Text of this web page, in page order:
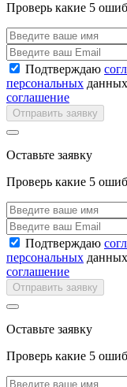
Проверь какие 5
Подтверждаю
персональных
соглашение
Отправить заявку
Оставьте заявку
Проверь какие 5
Подтверждаю
персональных
соглашение
Отправить заявку
Оставьте заявку
Проверь какие 5